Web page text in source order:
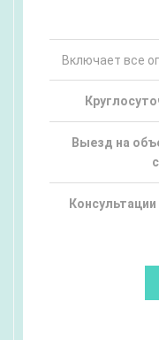
Включает все
Выезд на